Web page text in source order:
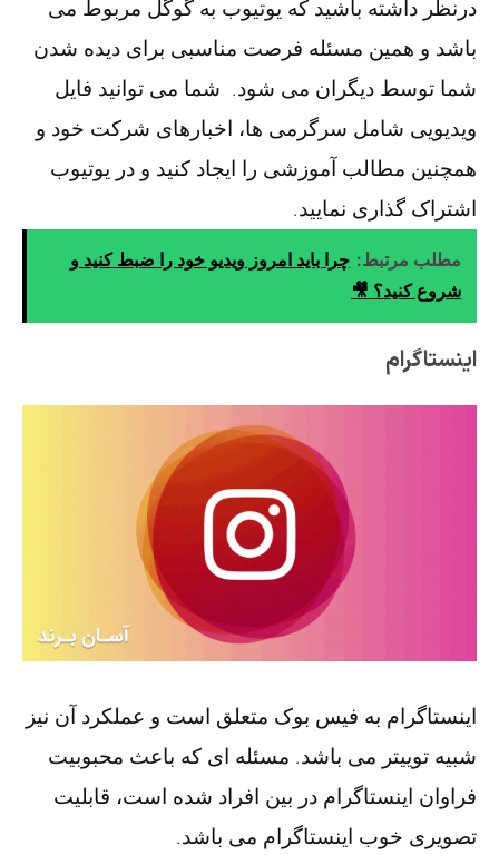
درنظر داشته باشید که یوتیوب به گوگل مربوط می
باشد و همین مسئله فرصت مناسبی برای دیده شدن
شما توسط دیگران می شود. شما می توانید فایل
ویدیویی شامل سرگرمی ها، اخبارهای شرکت خود و
همچنین مطالب آموزشی را ایجاد کنید و در یوتیوب
اشتراک گذاری نمایید.
مطلب مرتبط: چرا باید امروز ویدیو خود را ضبط کنید و
شروع کنید؟ 🎥
اینستاگرام
اینستاگرام به فیس بوک متعلق است و عملکرد آن نیز
شبیه توییتر می باشد. مسئله ای که باعث محبوبیت
فراوان اینستاگرام در بین افراد شده است، قابلیت
تصویری خوب اینستاگرام می باشد.